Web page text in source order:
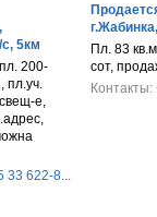
5км
200-
пл.уч.
е,
33 622-8...
Пл. 83
сот,
Контакты: